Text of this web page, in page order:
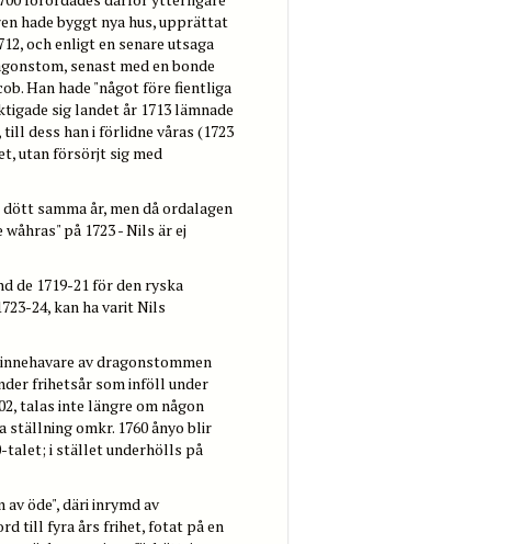
hade byggt nya hus, upprättat
och enligt en senare utsaga
senast med en bonde
Han hade "något före fientliga
sig landet år 1713 lämnade
dess han i förlidne våras (1723
utan försörjt sig med
samma år, men då ordalagen
på 1723 - Nils är ej
de 1719-21 för den ryska
24, kan ha varit Nils
av dragonstommen
frihetsår som inföll under
talas inte längre om någon
ställning omkr. 1760 ånyo blir
talet; i stället underhölls på
av öde", däri inrymd av
till fyra års frihet, fotat på en